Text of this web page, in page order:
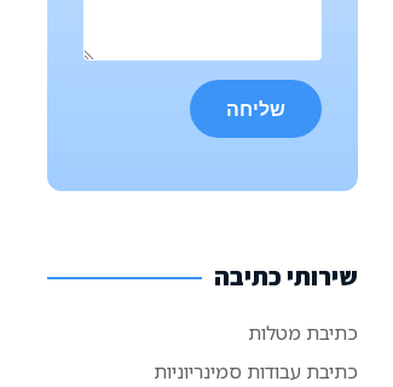
שירותי כתיבה
כתיבת מטלות
כתיבת עבודות סמינריוניות